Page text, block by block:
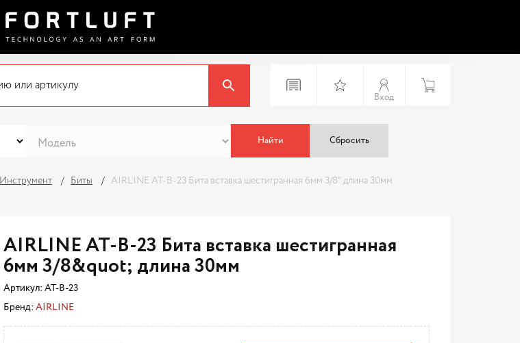
Вход
Найти Сбросить
Инструмент Биты AIRLINE AT-B-23 Бита вставка шестигранная 6мм 3/8" длина 30мм
AIRLINE AT-B-23 Бита вставка шестигранная
6мм 3/8&quot; длина 30мм
Артикул: AT-B-23
Бренд: AIRLINE